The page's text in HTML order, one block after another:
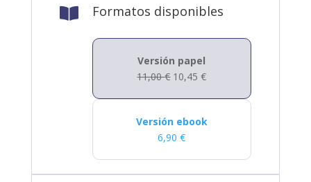
 Formatos disponibles
Versión papel
11,00€ 10,45€
Versión ebook
6,90€